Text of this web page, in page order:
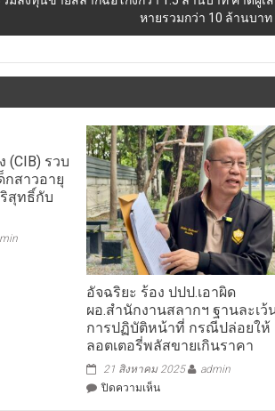
หายรวมกว่า 10 ล้านบาท
รวบ
กสาวอายุ
ริสุทธิ์กับ
อัจฉริยะ ร้อง ปปป.เอาผิด
ผอ.สำนักงานสลากฯ ฐานละเว้น
การปฏิบัติหน้าที่ กรณีปล่อยให้
ลอตเตอรี่พลัสขายเกินราคา
ปิดความเห็น
อัจฉริยะ